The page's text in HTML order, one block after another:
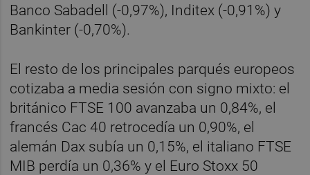
Banco Sabadell (-0,97%), Inditex (-0,91%) y
Bankinter (-0,70%).
El resto de los principales parqués europeos
cotizaba a media sesión con signo mixto: el
británico FTSE 100 avanzaba un 0,84%, el
francés Cac 40 retrocedía un 0,90%, el
alemán Dax subía un 0,15%, el italiano FTSE
MIB perdía un 0,36% y el Euro Stoxx 50